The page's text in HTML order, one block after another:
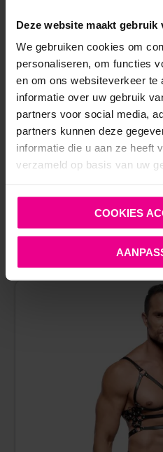
Deze website maakt gebruik
We gebruiken cookies om
personaliseren, om functies
en om ons websiteverkeer te
informatie over uw gebruik
partners voor social media,
partners kunnen deze
informatie die u aan ze heeft
verzameld op basis van uw
COOKIES
COTTELLI –
Op
€
ANDERE